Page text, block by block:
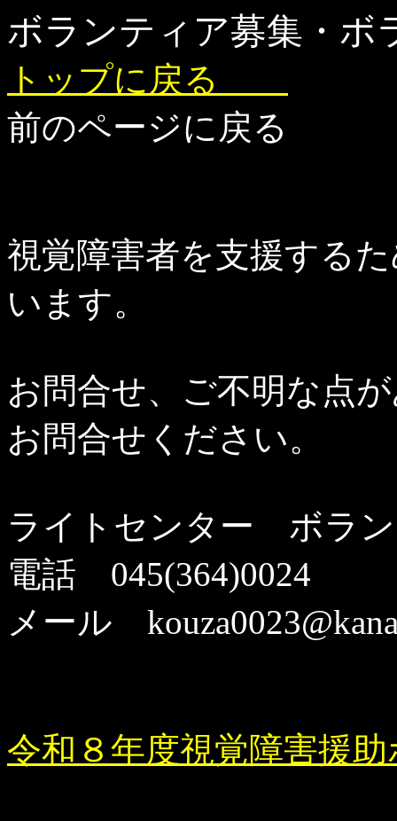
ボランティア募集・ボ
トップに戻る
前のページに戻る
視覚障害者を支援する
います。
お問合せ、ご不明な点
お問合せください。
ライトセンター ボラ
電話 045(364)0024
メール
令和８年度視覚障害援